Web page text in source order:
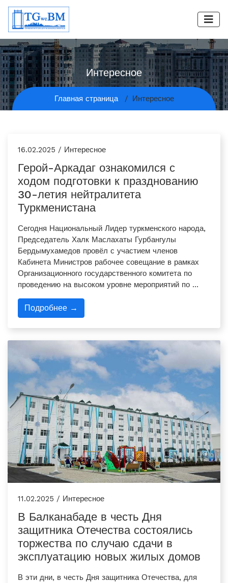
Интересное
Главная страница Интересное
16.02.2025 / Интересное
Герой-Аркадаг ознакомился с
ходом подготовки к празднованию
30-летия нейтралитета
Туркменистана
Сегодня Национальный Лидер туркменского народа,
Председатель Халк Маслахаты Гурбангулы
Бердымухамедов провёл с участием членов
Кабинета Министров рабочее совещание в рамках
Организационного государственного комитета по
проведению на высоком уровне мероприятий по …
Подробнее →
11.02.2025 / Интересное
В Балканабаде в честь Дня
защитника Отечества состоялись
торжества по случаю сдачи в
эксплуатацию новых жилых домов
В эти дни, в честь Дня защитника Отечества, для